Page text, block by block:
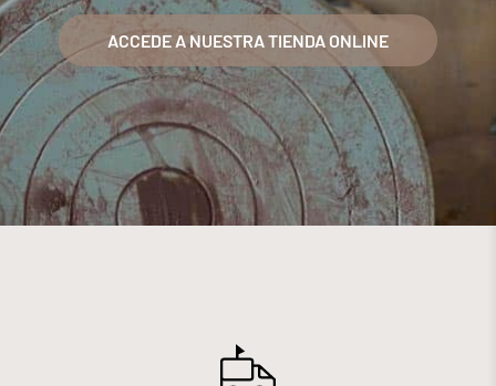
ACCEDE A NUESTRA TIENDA ONLINE